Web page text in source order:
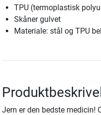
TPU (termoplastisk
Skåner gulvet
Materiale: stål og TPU
Jern er den bedste medicin!